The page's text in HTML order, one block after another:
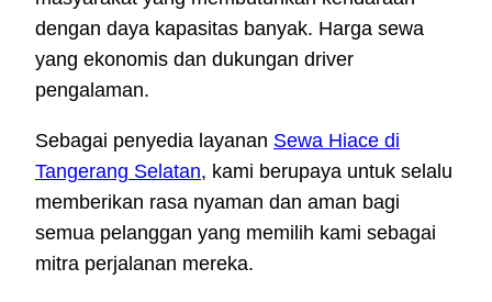
dengan daya kapasitas banyak. Harga sewa
yang ekonomis dan dukungan driver
pengalaman.
Sebagai penyedia layanan Sewa Hiace di
Tangerang Selatan, kami berupaya untuk selalu
memberikan rasa nyaman dan aman bagi
semua pelanggan yang memilih kami sebagai
mitra perjalanan mereka.